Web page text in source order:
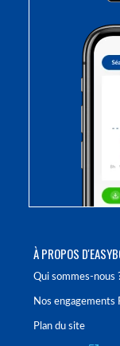
À PROPOS
Qui sommes-nous
Nos engagements
Plan du site